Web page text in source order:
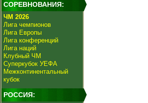
СОРЕВНОВАНИЯ:
ЧМ 2026
Лига чемпионов
Лига Европы
Лига конференций
Лига наций
Клубный ЧМ
Суперкубок УЕФА
Межконтинентальный
кубок
РОССИЯ: